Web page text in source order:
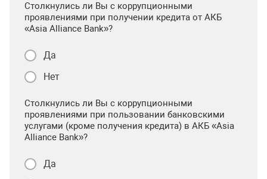
Столкнулись ли Вы с коррупционными
проявлениями при получении кредита от АКБ
«Asia Alliance Bank»?
Да
Нет
Столкнулись ли Вы с коррупционными
проявлениями при пользовании банковскими
услугами (кроме получения кредита) в АКБ «Asia
Alliance Bank»?
Да